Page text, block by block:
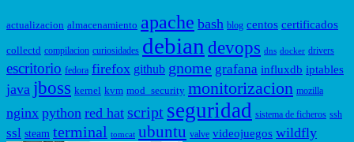
actualizacion almacenamiento apache bash blog centos certificados
collectd compilacion curiosidades debian devops dns docker drivers
escritorio fedora firefox github gnome grafana influxdb iptables
java jboss kernel kvm mod_security monitorizacion mozilla
nginx python red hat script seguridad sistema de ficheros ssh
ssl steam terminal tomcat ubuntu valve videojuegos wildfly